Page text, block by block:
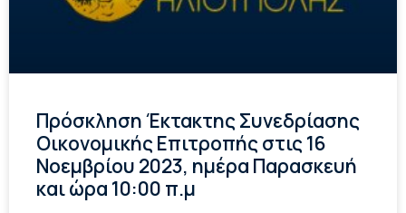
Πρόσκληση Έκτακτης Συνεδρίασης
Οικονομικής Επιτροπής στις 16
Νοεμβρίου 2023, ημέρα Παρασκευή
και ώρα 10:00 π.μ